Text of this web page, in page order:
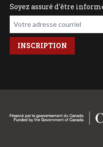
Soyez assuré d'être
Votre adresse courriel